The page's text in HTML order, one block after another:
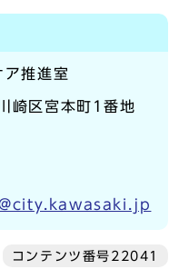
ア推進室
区宮本町1番地
コンテンツ番号22041